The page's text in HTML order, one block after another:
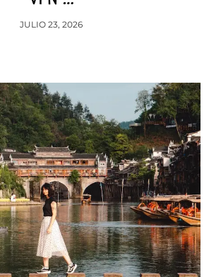
JULIO 23, 2026